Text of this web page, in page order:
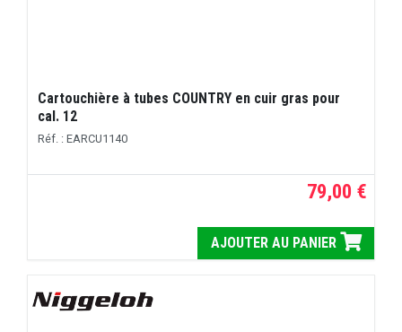
Cartouchière à tubes COUNTRY en cuir gras pour
cal. 12
Réf. : EARCU1140
79,00 €
AJOUTER AU PANIER